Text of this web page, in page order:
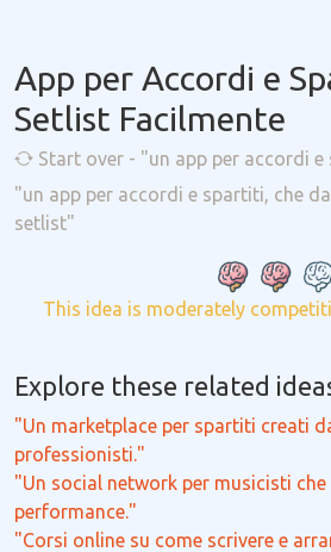
App per Accordi e
Setlist Facilmente
Start over - "un app per accordi e
"un app per accordi e spartiti, che
setlist"
This idea is moderately
Explore these related
"Un marketplace per spartiti creati
professionisti."
"Un social network per musicisti
performance."
"Corsi online su come scrivere e